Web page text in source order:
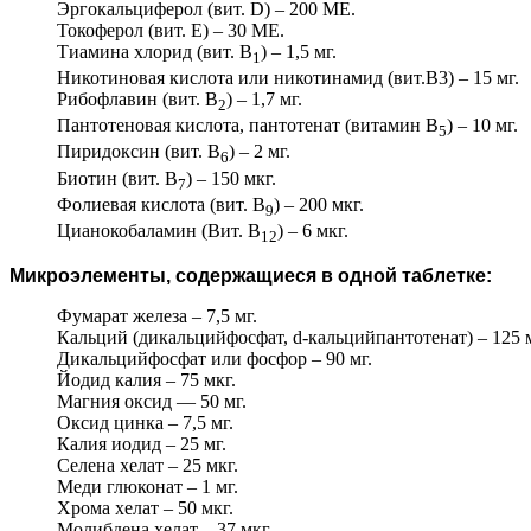
Эргокальциферол (вит. D) – 200 ME.
Токоферол (вит. Е) – 30 ME.
Тиамина хлорид (вит. В1) – 1,5 мг.
Никотиновая кислота или никотинамид (вит.B3) – 15 мг.
Рибофлавин (вит. В2) – 1,7 мг.
Пантотеновая кислота, пантотенат (витамин В5) – 10 мг.
Пиридоксин (вит. В6) – 2 мг.
Биотин (вит. B7) – 150 мкг.
Фолиевая кислота (вит. B9) – 200 мкг.
Цианокобаламин (Вит. В12) – 6 мкг.
Микроэлементы, содержащиеся в одной таблетке:
Фумарат железа – 7,5 мг.
Кальций (дикальцийфосфат, d-кальцийпантотенат) – 125
Дикальцийфосфат или фосфор – 90 мг.
Йодид калия – 75 мкг.
Магния оксид — 50 мг.
Оксид цинка – 7,5 мг.
Калия иодид – 25 мг.
Селена хелат – 25 мкг.
Меди глюконат – 1 мг.
Хрома хелат – 50 мкг.